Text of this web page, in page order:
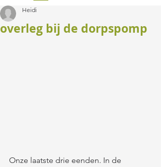
overleg bij de dorpspomp
Heidi
Onze laatste drie eenden. In de